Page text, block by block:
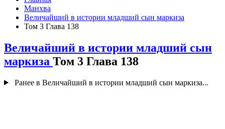
Манхва
Величайший в истории младший сын маркиза
Том 3 Глава 138
Величайший в истории младший сын
маркиза Том 3 Глава 138
Ранее в Величайший в истории младший сын маркиза...